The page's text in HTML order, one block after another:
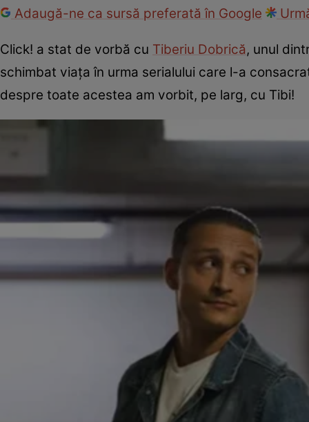
Adaugă-ne ca sursă preferată în Google
Click! a stat de vorbă cu Tiberiu Dobrică, unul
schimbat viața în urma serialului care l-a
despre toate acestea am vorbit, pe larg, cu Tibi!